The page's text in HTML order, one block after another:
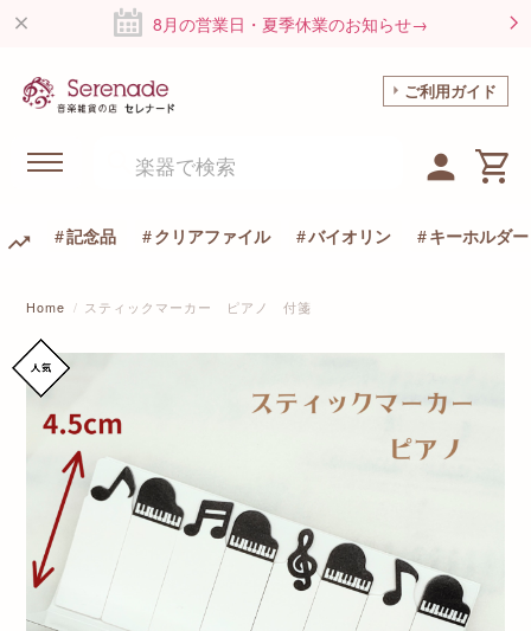
8月の営業日・夏季休業のお知らせ→
ご利用ガイド
記念品 クリアファイル バイオリン キーホルダー
Home スティックマーカー ピアノ 付箋